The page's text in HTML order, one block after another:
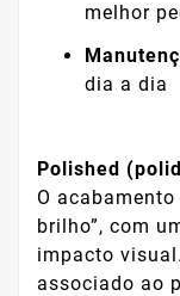
melhor
dia a dia
Polished
O acabamento
brilho”, com
impacto
associado ao